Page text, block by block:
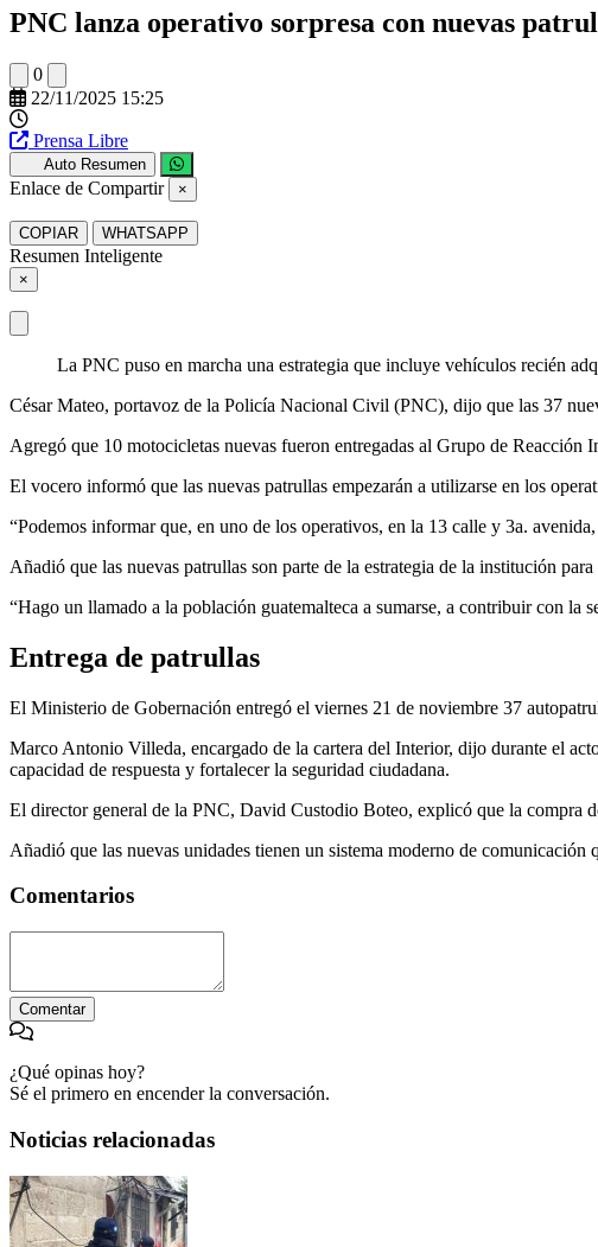
PNC lanza operativo sorpresa con nuevas
0
22/11/2025 15:25
Prensa Libre
Auto Resumen
Enlace de Compartir ×
COPIAR WHATSAPP
Resumen Inteligente
×
La PNC puso en marcha una estrategia que incluye vehículos recién
César Mateo, portavoz de la Policía Nacional Civil (PNC), dijo que las 37
Agregó que 10 motocicletas nuevas fueron entregadas al Grupo de Reacción
El vocero informó que las nuevas patrullas empezarán a utilizarse en los
“Podemos informar que, en uno de los operativos, en la 13 calle y 3a. avenida,
Añadió que las nuevas patrullas son parte de la estrategia de la institución
“Hago un llamado a la población guatemalteca a sumarse, a contribuir con
Entrega de patrullas
El Ministerio de Gobernación entregó el viernes 21 de noviembre 37
Marco Antonio Villeda, encargado de la cartera del Interior, dijo durante el
capacidad de respuesta y fortalecer la seguridad ciudadana.
El director general de la PNC, David Custodio Boteo, explicó que la compra
Añadió que las nuevas unidades tienen un sistema moderno de
Comentarios
Comentar
¿Qué opinas hoy?
Sé el primero en encender la conversación.
Noticias relacionadas